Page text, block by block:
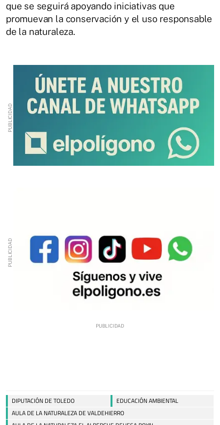
que se seguirá apoyando iniciativas que
promuevan la conservación y el uso responsable
de la naturaleza.
DIPUTACIÓN DE TOLEDO
EDUCACIÓN AMBIENTAL
AULA DE LA NATURALEZA DE VALDEHIERRO